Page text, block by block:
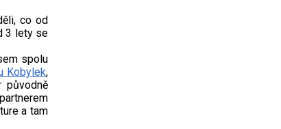
co od
3 lety se
spolu
Kobylek,
původně
a tam